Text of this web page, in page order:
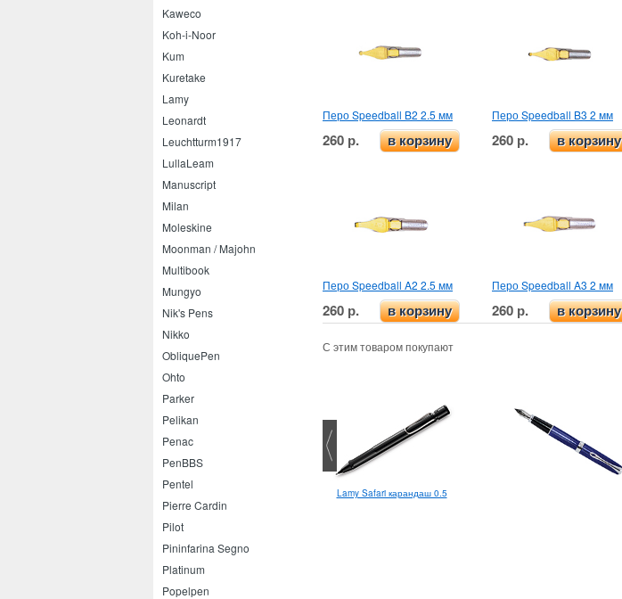
Kaweco
Koh-i-Noor
Kum
Kuretake
Lamy
Leonardt
Leuchtturm1917
LullaLeam
Manuscript
Milan
Moleskine
Moonman / Majohn
Multibook
Mungyo
Nik's Pens
Nikko
ObliquePen
Ohto
Parker
Pelikan
Penac
PenBBS
Pentel
Pierre Cardin
Pilot
Pininfarina Segno
Platinum
Popelpen
Перо Speedball B2 2.5 мм
260 р. в корзину
Перо Speedball B3 2 мм
260 р. в корзину
Перо Speedball A2 2.5 мм
260 р. в корзину
Перо Speedball A3 2 мм
260 р. в корзину
С этим товаром покупают
Lamy Lx EF Lamy Safari карандаш 0.5